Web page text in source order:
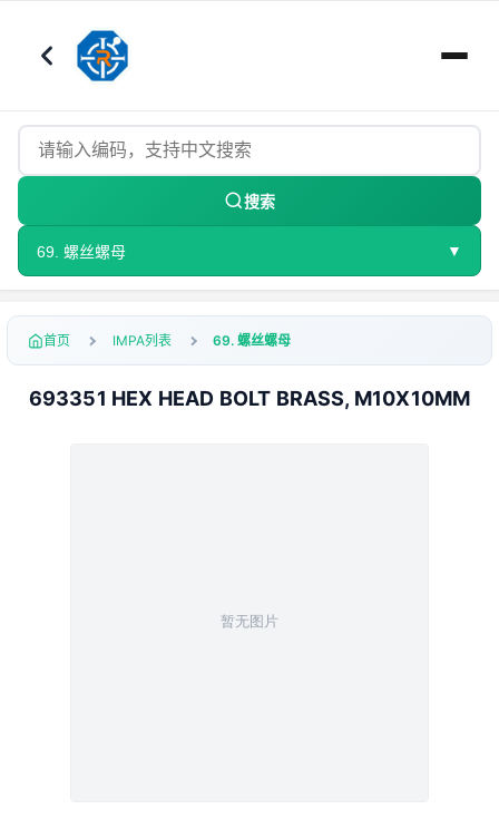
搜索
69. 螺丝螺母 ▼
首页 IMPA列表 69. 螺丝螺母
693351 HEX HEAD BOLT BRASS, M10X10MM